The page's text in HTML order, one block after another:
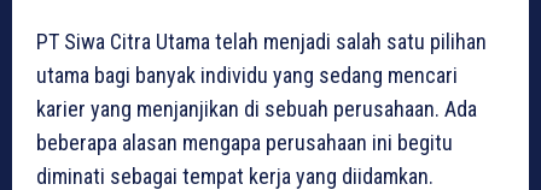
PT Siwa Citra Utama telah menjadi salah satu pilihan
utama bagi banyak individu yang sedang mencari
karier yang menjanjikan di sebuah perusahaan. Ada
beberapa alasan mengapa perusahaan ini begitu
diminati sebagai tempat kerja yang diidamkan.